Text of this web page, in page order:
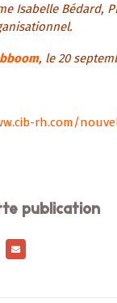
Isabelle Bédard,
, le 20
rh.com/
publication